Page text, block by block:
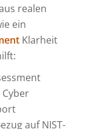
realen
ein
Klarheit
auf NIST-